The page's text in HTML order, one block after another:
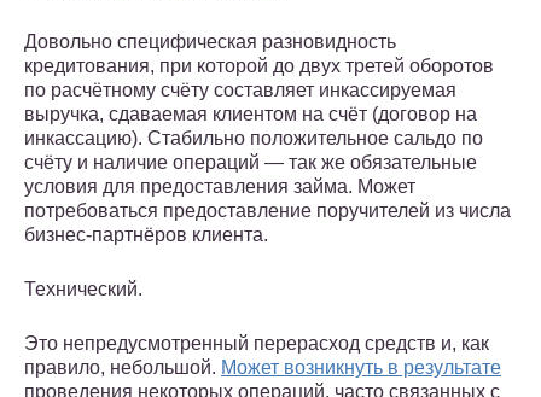
Довольно специфическая разновидность
кредитования, при которой до двух третей оборотов
по расчётному счёту составляет инкассируемая
выручка, сдаваемая клиентом на счёт (договор на
инкассацию). Стабильно положительное сальдо по
счёту и наличие операций — так же обязательные
условия для предоставления займа. Может
потребоваться предоставление поручителей из числа
бизнес-партнёров клиента.
Технический.
Это непредусмотренный перерасход средств и, как
правило, небольшой. Может возникнуть в результате
проведения некоторых операций, часто связанных с